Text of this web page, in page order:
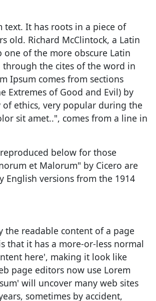
It has roots in a piece of
old. Richard McClintock, a Latin
of the more obscure Latin
through the cites of the word in
Ipsum comes from sections
Extremes of Good and Evil) by
of ethics, very popular during the
sit amet..", comes from a line in
below for those
et Malorum" by Cicero are
versions from the 1914
the readable content of a page
that it has a more-or-less normal
here', making it look like
page editors now use Lorem
will uncover many web sites
sometimes by accident,